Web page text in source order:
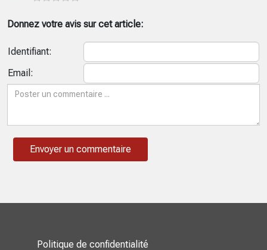
Donnez votre avis sur cet article:
Identifiant:
Email:
Politique de confidentialité